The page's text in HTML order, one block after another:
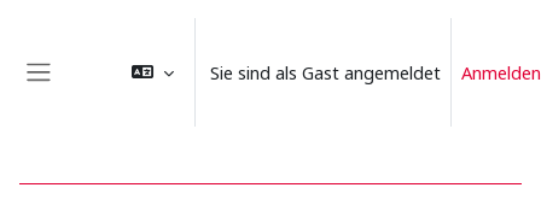
Sie sind als Gast angemeldet Anmelden